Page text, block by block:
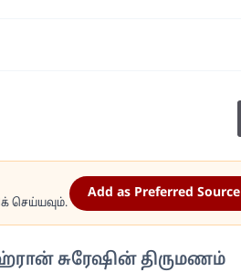
செய்யவும்.
Add as Preferred Source
சுரேஷின் திருமணம்